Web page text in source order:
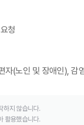
청
자(노인 및 장애인), 감
하지 않습니다.
활용했습니다.